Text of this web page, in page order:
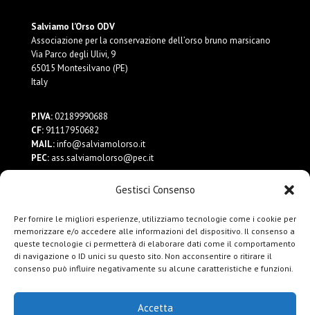
Gestisci Consenso
Per fornire le migliori esperienze, utilizziamo tecnologie come i cookie per
memorizzare e/o accedere alle informazioni del dispositivo. Il consenso a
queste tecnologie ci permetterà di elaborare dati come il comportamento
di navigazione o ID unici su questo sito. Non acconsentire o ritirare il
consenso può influire negativamente su alcune caratteristiche e funzioni.
Accetta
Salviamo l’Orso ODV
Associazione per la conservazione dell’orso bruno marsicano
Via Parco degli Ulivi, 9
65015 Montesilvano (PE)
Italy
P.IVA:02189990688
CF:91117950682
MAIL:info@salviamolorso.it
PEC:ass.salviamolorso@pec.it
Privacy Policy